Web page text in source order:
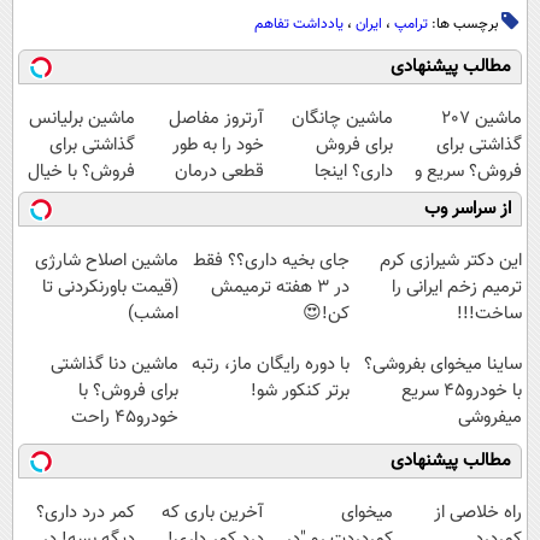
برچسب ها: ترامپ ، ایران ، یادداشت تفاهم
مطالب پیشنهادی
ماشین 207
گذاشتی برای
فروش؟ سریع و
راحت بفروش
ماشین چانگان
برای فروش
داری؟ اینجا
سریع بفروشش
آرتروز مفاصل
خود را به طور
قطعی درمان
کنید!
◗پرسش‌نامه◖
ماشین برلیانس
گذاشتی برای
فروش؟ با خیال
راحت بفروش
از سراسر وب
این دکتر شیرازی کرم
ترمیم زخم ایرانی را
ساخت!!!
جای بخیه داری؟؟ فقط
در 3 هفته ترمیمش
کن!😍
ماشین اصلاح شارژی
(قیمت باورنکردنی تا
امشب)
ساینا میخوای بفروشی؟
با خودرو45 سریع
میفروشی
با دوره رایگان ماز، رتبه
برتر کنکور شو!
ماشین دنا گذاشتی
برای فروش؟ با
خودرو45 راحت
بفروش
مطالب پیشنهادی
‌راه خلاصی از
میخوای
آخرین باری که
کمر درد داری؟